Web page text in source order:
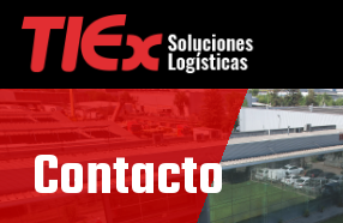
Skip
main
content
Contacto